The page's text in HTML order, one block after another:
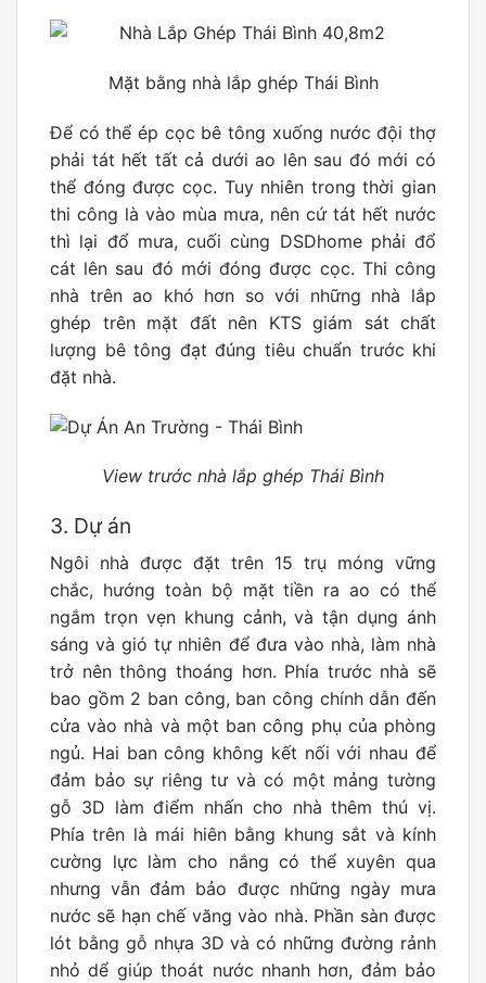
Mặt bằng nhà lắp ghép Thái Bình
Để có thể ép cọc bê tông xuống nước đội thợ
phải tát hết tất cả dưới ao lên sau đó mới có
thể đóng được cọc. Tuy nhiên trong thời gian
thi công là vào mùa mưa, nên cứ tát hết nước
thì lại đổ mưa, cuối cùng DSDhome phải đổ
cát lên sau đó mới đóng được cọc. Thi công
nhà trên ao khó hơn so với những nhà lắp
ghép trên mặt đất nên KTS giám sát chất
lượng bê tông đạt đúng tiêu chuẩn trước khi
đặt nhà.
View trước nhà lắp ghép Thái Bình
3. Dự án
Ngôi nhà được đặt trên 15 trụ móng vững
chắc, hướng toàn bộ mặt tiền ra ao có thể
ngắm trọn vẹn khung cảnh, và tận dụng ánh
sáng và gió tự nhiên để đưa vào nhà, làm nhà
trở nên thông thoáng hơn. Phía trước nhà sẽ
bao gồm 2 ban công, ban công chính dẫn đến
cửa vào nhà và một ban công phụ của phòng
ngủ. Hai ban công không kết nối với nhau để
đảm bảo sự riêng tư và có một mảng tường
gỗ 3D làm điểm nhấn cho nhà thêm thú vị.
Phía trên là mái hiên bằng khung sắt và kính
cường lực làm cho nắng có thể xuyên qua
nhưng vẫn đảm bảo được những ngày mưa
nước sẽ hạn chế văng vào nhà. Phần sàn được
lót bằng gỗ nhựa 3D và có những đường rảnh
nhỏ dể giúp thoát nước nhanh hơn, đảm bảo